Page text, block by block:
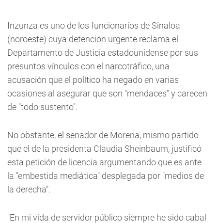
Inzunza es uno de los funcionarios de Sinaloa
(noroeste) cuya detención urgente reclama el
Departamento de Justicia estadounidense por sus
presuntos vínculos con el narcotráfico, una
acusación que el político ha negado en varias
ocasiones al asegurar que son "mendaces" y carecen
de "todo sustento".
No obstante, el senador de Morena, mismo partido
que el de la presidenta Claudia Sheinbaum, justificó
esta petición de licencia argumentando que es ante
la "embestida mediática" desplegada por "medios de
la derecha".
"En mi vida de servidor público siempre he sido cabal